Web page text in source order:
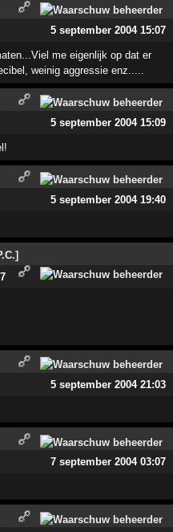
5 september 2004 15:07
me eigenlijk op dat er
weinig aggressie enz.....
5 september 2004 15:09
5 september 2004 19:40
5 september 2004 21:03
7 september 2004 03:07